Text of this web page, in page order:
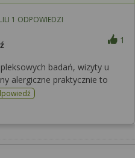
1 ODPOWIEDZI
1
badań, wizyty u
alergiczne praktycznie to